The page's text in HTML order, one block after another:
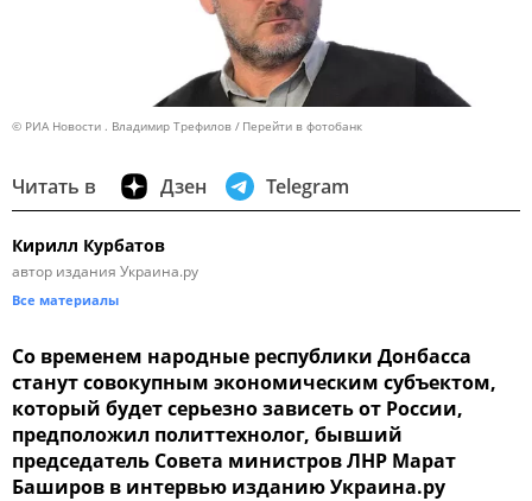
© РИА Новости . Владимир Трефилов Перейти в фотобанк
Читать в Дзен Telegram
Кирилл Курбатов
автор издания Украина.ру
Все материалы
Со временем народные республики Донбасса
станут совокупным экономическим субъектом,
который будет серьезно зависеть от России,
предположил политтехнолог, бывший
председатель Совета министров ЛНР Марат
Баширов в интервью изданию Украина.ру